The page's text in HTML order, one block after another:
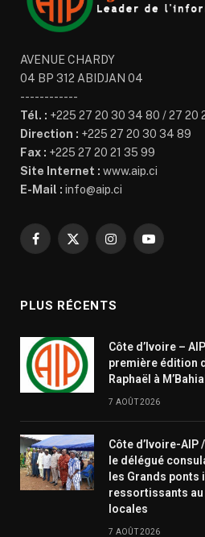
AVENUE CHARDY
04 BP 312 ABIDJAN 04
------------
Tél. : +225 27 20 30 34 80 / 27 20
Direction : +225 27 20 30 34 89
Fax : +225 27 20 21 35 99
Site Internet : www.aip.ci
E-Mail : info@aip.ci
Facebook
X
InstagramYouTube
PLUS RÉCENTS
Côte d’Ivoire –
première édition
Raphaël à
7 AOÛT 2026
Côte d’Ivoire-AIP
le délégué
les Grands ponts
ressortissants
locales
7 AOÛT 2026